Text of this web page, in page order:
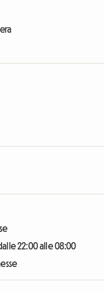
22:00 alle 08:00